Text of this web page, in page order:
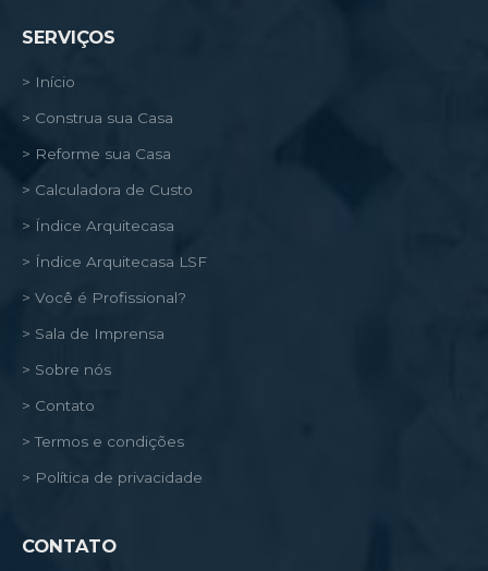
SERVIÇOS
> Início
> Construa sua Casa
> Reforme sua Casa
> Calculadora de Custo
> Índice Arquitecasa
> Índice Arquitecasa LSF
> Você é Profissional?
> Sala de Imprensa
> Sobre nós
> Contato
> Termos e condições
> Política de privacidade
CONTATO